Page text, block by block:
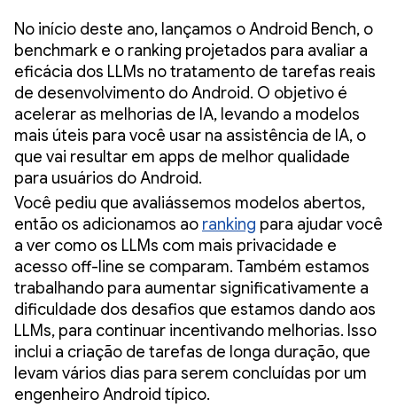
No início deste ano, lançamos o Android Bench, o
benchmark e o ranking projetados para avaliar a
eficácia dos LLMs no tratamento de tarefas reais
de desenvolvimento do Android. O objetivo é
acelerar as melhorias de IA, levando a modelos
mais úteis para você usar na assistência de IA, o
que vai resultar em apps de melhor qualidade
para usuários do Android.
Você pediu que avaliássemos modelos abertos,
então os adicionamos ao ranking para ajudar você
a ver como os LLMs com mais privacidade e
acesso off-line se comparam. Também estamos
trabalhando para aumentar significativamente a
dificuldade dos desafios que estamos dando aos
LLMs, para continuar incentivando melhorias. Isso
inclui a criação de tarefas de longa duração, que
levam vários dias para serem concluídas por um
engenheiro Android típico.